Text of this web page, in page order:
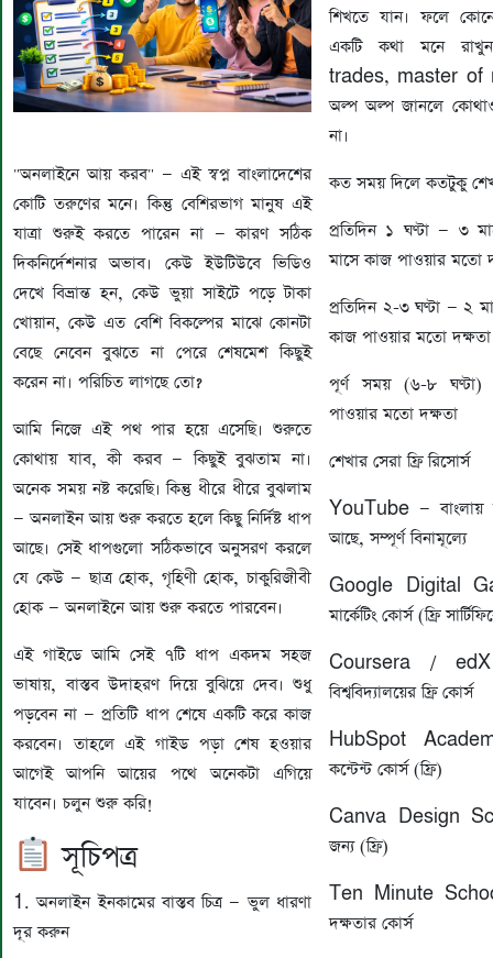
"অনলাইনে আয় করব" — এই স্বপ্ন বাংলাদেশের
কোটি তরুণের মনে। কিন্তু বেশিরভাগ মানুষ এই
যাত্রা শুরুই করতে পারেন না — কারণ সঠিক
দিকনির্দেশনার অভাব। কেউ ইউটিউবে ভিডিও
দেখে বিভ্রান্ত হন, কেউ ভুয়া সাইটে পড়ে টাকা
খোয়ান, কেউ এত বেশি বিকল্পের মাঝে কোনটা
বেছে নেবেন বুঝতে না পেরে শেষমেশ কিছুই
করেন না। পরিচিত লাগছে তো?
আমি নিজে এই পথ পার হয়ে এসেছি। শুরুতে
কোথায় যাব, কী করব — কিছুই বুঝতাম না।
অনেক সময় নষ্ট করেছি। কিন্তু ধীরে ধীরে বুঝলাম
— অনলাইন আয় শুরু করতে হলে কিছু নির্দিষ্ট ধাপ
আছে। সেই ধাপগুলো সঠিকভাবে অনুসরণ করলে
যে কেউ — ছাত্র হোক, গৃহিণী হোক, চাকুরিজীবী
হোক — অনলাইনে আয় শুরু করতে পারবেন।
এই গাইডে আমি সেই ৭টি ধাপ একদম সহজ
ভাষায়, বাস্তব উদাহরণ দিয়ে বুঝিয়ে দেব। শুধু
পড়বেন না — প্রতিটি ধাপ শেষে একটি করে কাজ
করবেন। তাহলে এই গাইড পড়া শেষ হওয়ার
আগেই আপনি আয়ের পথে অনেকটা এগিয়ে
যাবেন। চলুন শুরু করি!
সূচিপত্র
1. অনলাইন ইনকামের বাস্তব চিত্র — ভুল ধারণা
দূর করুন
শিখতে যান। ফলে
একটি কথা মনে
trades, master of
অল্প অল্প জানলে
না।
কত সময় দিলে কতটুকু
প্রতিদিন ১ ঘণ্টা — ৩
মাসে কাজ পাওয়ার মতো
প্রতিদিন ২-৩ ঘণ্টা — ২
কাজ পাওয়ার মতো দক্ষতা
পূর্ণ সময় (৬-৮
পাওয়ার মতো দক্ষতা
শেখার সেরা ফ্রি রিসোর্স
YouTube — বাংলায়
আছে, সম্পূর্ণ বিনামূল্যে
Google Digital
মার্কেটিং কোর্স (ফ্রি
Coursera / edX
বিশ্ববিদ্যালয়ের ফ্রি কোর্স
HubSpot
কন্টেন্ট কোর্স (ফ্রি)
Canva Design
জন্য (ফ্রি)
Ten Minute School
দক্ষতার কোর্স